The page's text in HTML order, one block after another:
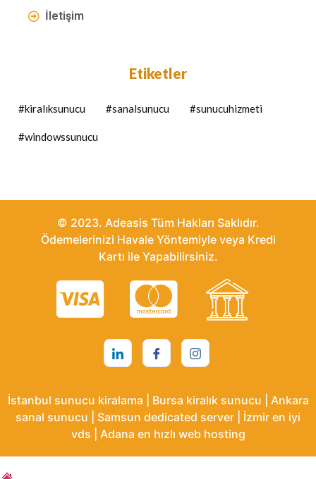
İletişim
Etiketler
#kiralıksunucu #sanalsunucu #sunucuhizmeti
#windowssunucu
© 2023. Adeasis Tüm Hakları Saklıdır.
Ödemelerinizi Havale Yöntemiyle veya Kredi
Kartı ile Yapabilirsiniz.
İstanbul sunucu kiralama | Bursa kiralık sunucu | Ankara
sanal sunucu | Samsun dedicated server | İzmir en iyi
vds | Adana en hızlı web hosting